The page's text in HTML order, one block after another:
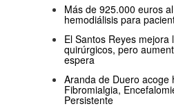
Más de 925.000 euros
hemodiálisis para
El Santos Reyes
quirúrgicos, pero
espera
Aranda de Duero acoge
Fibromialgia,
Persistente